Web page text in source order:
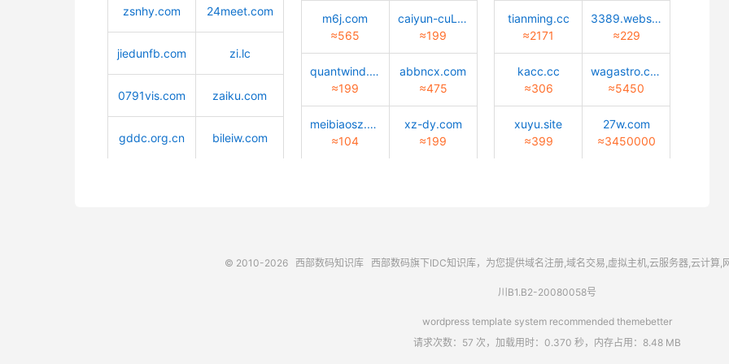
zsnhy.com 24meet.com
jiedunfb.com zi.lc
0791vis.com zaiku.com
gddc.org.cn bileiw.com
m6j.com
≈565
caiyun-cuLture.com
≈199
quantwind.com
≈199
abbncx.com
≈475
meibiaosz.com
≈104
xz-dy.com
≈199
tianming.cc
≈2171
3389.website
≈229
kacc.cc
≈306
wagastro.com
≈5450
xuyu.site
≈399
27w.com
≈3450000
© 2010-2026 西部数码知识库 西部数码旗下IDC知识库，为您提供域名注册,域名交易,虚拟主机,云服务器,云计算,
川B1.B2-20080058号
wordpress template system recommended themebetter
请求次数：57 次，加载用时：0.370 秒，内存占用：8.48 MB